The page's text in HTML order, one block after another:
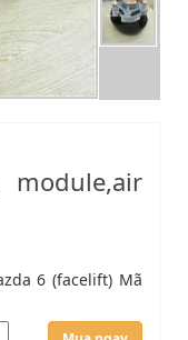
6 (facelift) Mã